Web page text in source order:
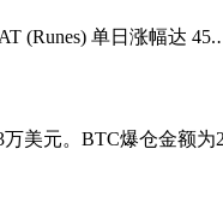
(Runes) 单日涨幅达
美元。BTC爆仓金额